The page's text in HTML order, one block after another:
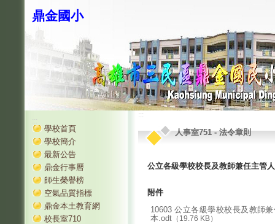
鼎金國小
:::
學校首頁
學校簡介
最新公告
鼎金行事曆
師生榮譽榜
空氣品質指標
鼎金本土教育網
校長室710
:::
人事室751-法令章則
公立各級學校校長及教師兼任主管
附件
10603 公立各級學校校長及教師
本.odt （19.76 KB）